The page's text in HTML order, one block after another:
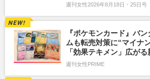
週刊女性2026年8月18日・25日号
『ポケモンカード』バ
ムも転売対策に“マイナ
「効果テキメン」広が
週刊女性PRIME